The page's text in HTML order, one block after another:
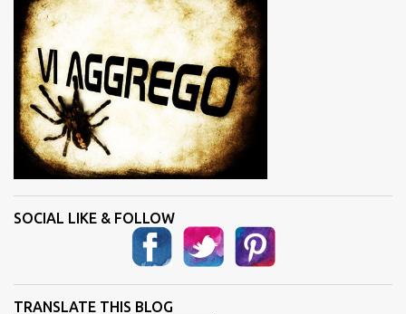
i
SOCIAL LIKE & FOLLOW
TRANSLATE THIS BLOG